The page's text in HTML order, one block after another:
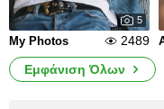
5
My Photos 2489
Εμφάνιση Όλων